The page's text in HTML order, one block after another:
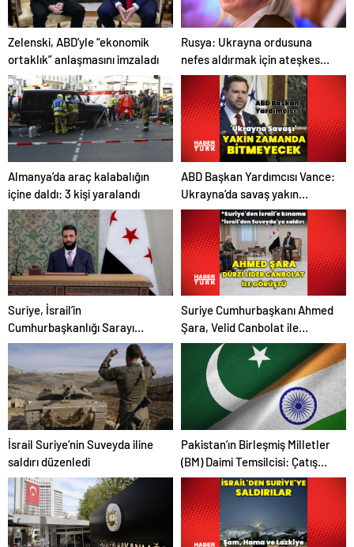
Zelenski, ABD’yle “ekonomik
ortaklık” anlaşmasını imzaladı
Rusya: Ukrayna ordusuna
nefes aldırmak için ateşkes
istiyorlar
Almanya’da araç kalabalığın
içine daldı: 3 kişi yaralandı
ABD Başkan Yardımcısı Vance:
Ukrayna’da savaş yakın
zamanda bitmeyecek
Suriye, İsrail’in
Cumhurbaşkanlığı Sarayı
yakınlarına düzenlediği
saldırıyı kınadı
Suriye Cumhurbaşkanı Ahmed
Şara, Velid Canbolat ile
görüştü
İsrail Suriye’nin Suveyda iline
saldırı düzenledi
Pakistan’ın Birleşmiş Milletler
(BM) Daimi Temsilcisi: Çatışma
kimseye fayda vermez